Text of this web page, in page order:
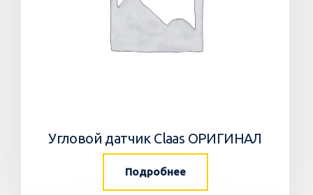
Угловой датчик Claas ОРИГИНАЛ
Подробнее